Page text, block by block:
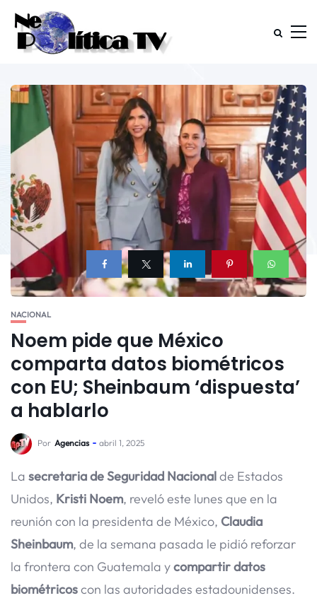
NACIONAL
Noem pide que México
comparta datos biométricos
con EU; Sheinbaum ‘dispuesta’
a hablarlo
Por Agencias abril 1, 2025
La secretaria de Seguridad Nacionalde Estados
Unidos, Kristi Noem, reveló este lunes que en la
reunión con la presidenta de México, Claudia
Sheinbaum, de la semana pasada le pidió reforzar
la frontera con Guatemala ycompartir datos
biométricoscon las autoridades estadounidenses.